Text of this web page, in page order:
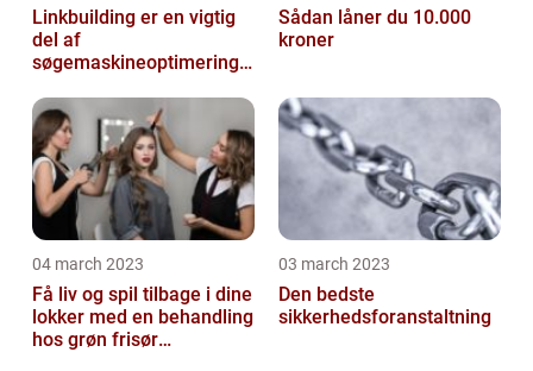
Linkbuilding er en vigtig
del af
søgemaskineoptimeringe
Sådan låner du 10.000
kroner
04 march 2023
Få liv og spil tilbage i dine
lokker med en behandling
hos grøn frisør
03 march 2023
Den bedste
sikkerhedsforanstaltning